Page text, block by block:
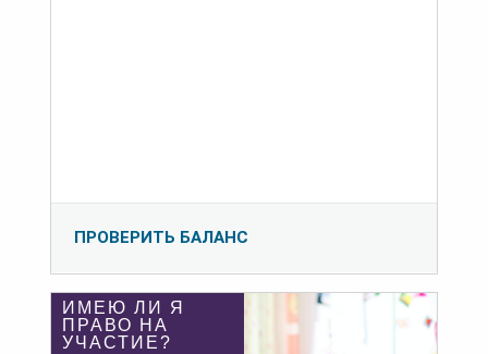
ПРОВЕРИТЬ БАЛАНС
ИМЕЮ ЛИ Я
ПРАВО НА
УЧАСТИЕ?